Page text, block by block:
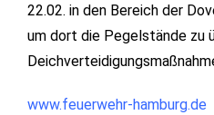
22.02. in den Bereich der
um dort die Pegelstände zu
www.feuerwehr-hamburg.de